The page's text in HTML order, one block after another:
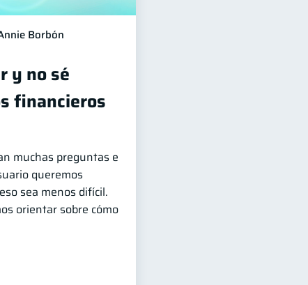
Borbón
y no sé
financieros
muchas preguntas e
queremos
sea menos difícil.
orientar sobre cómo